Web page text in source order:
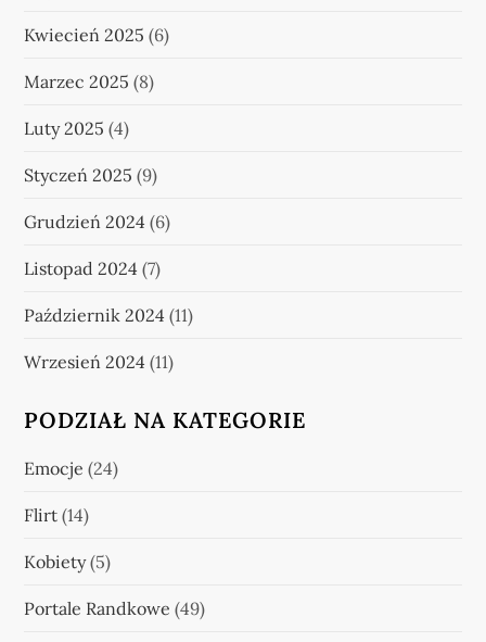
Kwiecień 2025 (6)
Marzec 2025 (8)
Luty 2025 (4)
Styczeń 2025 (9)
Grudzień 2024 (6)
Listopad 2024 (7)
Październik 2024 (11)
Wrzesień 2024 (11)
PODZIAŁ NA KATEGORIE
Emocje (24)
Flirt (14)
Kobiety(5)
Portale Randkowe (49)